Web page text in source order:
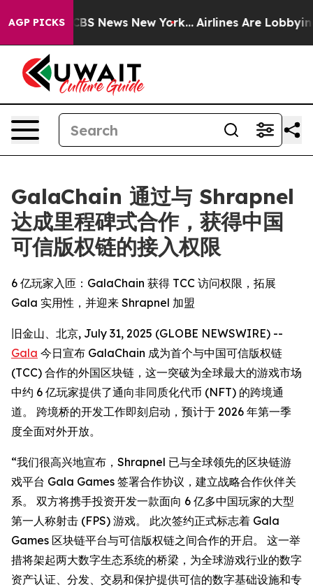
AGP PICKS
was CBS News New York... Airlines Are Lobbying To
GalaChain 通过与 Shrapnel
达成里程碑式合作，获得中国
可信版权链的接入权限
6 亿玩家入匝：GalaChain 获得 TCC 访问权限，拓展
Gala 实用性，并迎来 Shrapnel 加盟
旧金山、北京, July 31, 2025 (GLOBE NEWSWIRE) --
Gala 今日宣布 GalaChain 成为首个与中国可信版权链
(TCC) 合作的外国区块链，这一突破为全球最大的游戏市场
中约 6 亿玩家提供了通向非同质化代币 (NFT) 的跨境通
道。 跨境桥的开发工作即刻启动，预计于 2026 年第一季
度全面对外开放。
“我们很高兴地宣布，Shrapnel 已与全球领先的区块链游
戏平台 Gala Games 签署合作协议，建立战略合作伙伴关
系。 双方将携手投资开发一款面向 6 亿多中国玩家的大型
第一人称射击 (FPS) 游戏。 此次签约正式标志着 Gala
Games 区块链平台与可信版权链之间合作的开启。 这一举
措将架起两大数字生态系统的桥梁，为全球游戏行业的数字
资产认证、分发、交易和保护提供可信的数字基础设施和专